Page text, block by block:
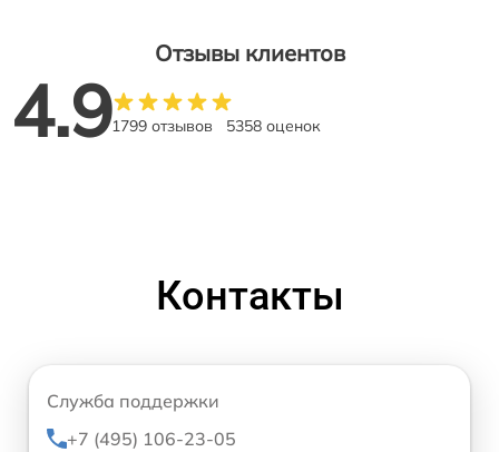
Отзывы клиентов
4.91799 отзывов 5358 оценок
Контакты
Служба поддержки
+7 (495) 106-23-05